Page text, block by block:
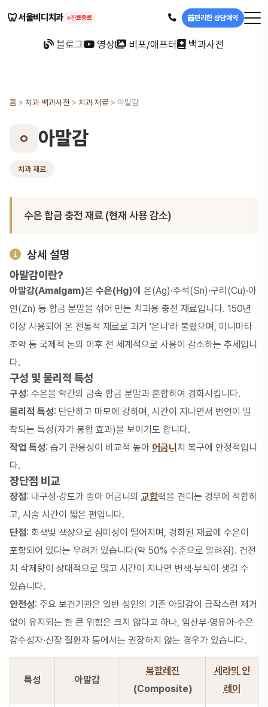
🦷서울비디치과 진료종료 편리한 상담예약
블로그 영상 비포/애프터 백과사전
홈 > 치과 백과사전 > 치과 재료 > 아말감
ㅇ 아말감
치과 재료
수은 합금 충전 재료 (현재 사용 감소)
상세 설명
아말감이란?
아말감(Amalgam)은 수은(Hg)에 은(Ag)·주석(Sn)·구리(Cu)·아
연(Zn) 등 합금 분말을 섞어 만든 치과용 충전 재료입니다. 150년
이상 사용되어 온 전통적 재료로 과거 '은니'라 불렸으며, 미니마타
조약 등 국제적 논의 이후 전 세계적으로 사용이 감소하는 추세입니
다.
구성 및 물리적 특성
구성: 수은을 약간의 금속 합금 분말과 혼합하여 경화시킵니다.
물리적 특성: 단단하고 마모에 강하며, 시간이 지나면서 변연이 밀
착되는 특성(자가 봉합 효과)을 보이기도 합니다.
작업 특성: 습기 관용성이 비교적 높아 어금니 치 복구에 안정적입니
다.
장단점 비교
장점: 내구성·강도가 좋아 어금니의 교합력을 견디는 경우에 적합하
고, 시술 시간이 짧은 편입니다.
단점: 회색빛 색상으로 심미성이 떨어지며, 경화된 재료에 수은이
포함되어 있다는 우려가 있습니다(약 50% 수준으로 알려짐). 건전
치 삭제량이 상대적으로 많고 시간이 지나면 변색·부식이 생길 수
있습니다.
안전성: 주요 보건기관은 일반 성인의 기존 아말감이 급작스런 제거
없이 유지되는 한 큰 위험은 크지 않다고 하나, 임산부·영유아·수은
감수성자·신장 질환자 등에서는 권장하지 않는 경우가 있습니다.
특성 아말감
복합레진
(Composite)
세라믹 인
레이